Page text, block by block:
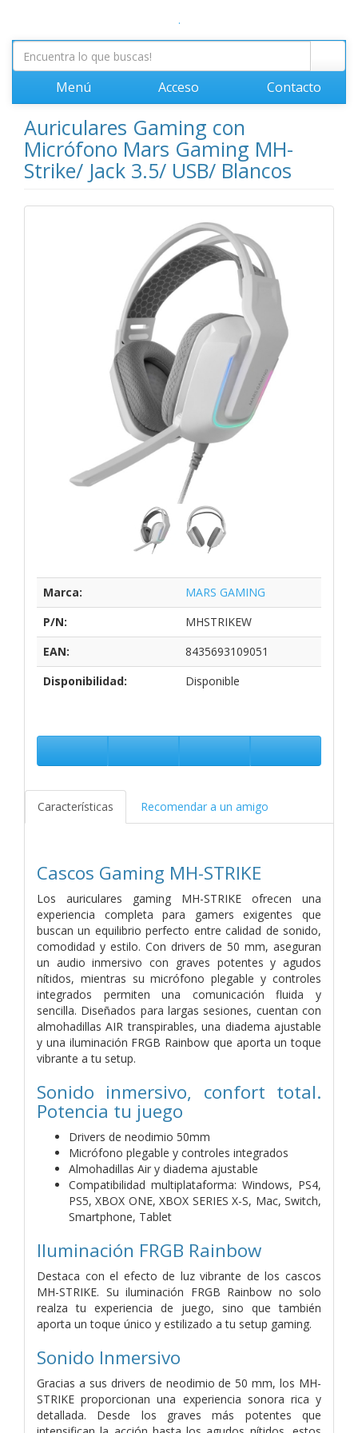
.
Menú Acceso Contacto
Auriculares Gaming con
Micrófono Mars Gaming MH-
Strike/ Jack 3.5/ USB/ Blancos
Marca:
MARS GAMING
P/N:
MHSTRIKEW
EAN:
8435693109051
Disponibilidad:
Disponible
Características Recomendar a un amigo
Cascos Gaming MH-STRIKE
Los auriculares gaming MH-STRIKE ofrecen una
experiencia completa para gamers exigentes que
buscan un equilibrio perfecto entre calidad de sonido,
comodidad y estilo. Con drivers de 50 mm, aseguran
un audio inmersivo con graves potentes y agudos
nítidos, mientras su micrófono plegable y controles
integrados permiten una comunicación fluida y
sencilla. Diseñados para largas sesiones, cuentan con
almohadillas AIR transpirables, una diadema ajustable
y una iluminación FRGB Rainbow que aporta un toque
vibrante a tu setup.
Sonido inmersivo, confort total.
Potencia tu juego
Drivers de neodimio 50mm
Micrófono plegable y controles integrados
Almohadillas Air y diadema ajustable
Compatibilidad multiplataforma: Windows, PS4,
PS5, XBOX ONE, XBOX SERIES X-S, Mac, Switch,
Smartphone, Tablet
Iluminación FRGB Rainbow
Destaca con el efecto de luz vibrante de los cascos
MH-STRIKE. Su iluminación FRGB Rainbow no solo
realza tu experiencia de juego, sino que también
aporta un toque único y estilizado a tu setup gaming.
Sonido Inmersivo
Gracias a sus drivers de neodimio de 50 mm, los MH-
STRIKE proporcionan una experiencia sonora rica y
detallada. Desde los graves más potentes que